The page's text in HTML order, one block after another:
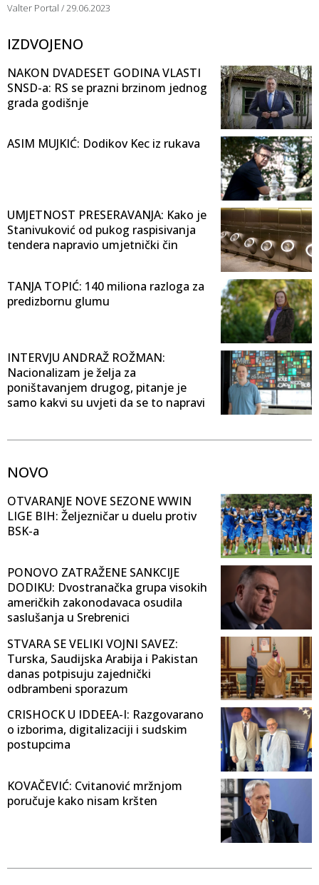
Valter Portal 29.06.2023
IZDVOJENO
NAKON DVADESET GODINA VLASTI
SNSD-a: RS se prazni brzinom jednog
grada godišnje
ASIM MUJKIĆ: Dodikov Kec iz rukava
UMJETNOST PRESERAVANJA: Kako je
Stanivuković od pukog raspisivanja
tendera napravio umjetnički čin
TANJA TOPIĆ: 140 miliona razloga za
predizbornu glumu
INTERVJU ANDRAŽ ROŽMAN:
Nacionalizam je želja za
poništavanjem drugog, pitanje je
samo kakvi su uvjeti da se to napravi
NOVO
OTVARANJE NOVE SEZONE WWIN
LIGE BIH: Željezničar u duelu protiv
BSK-a
PONOVO ZATRAŽENE SANKCIJE
DODIKU: Dvostranačka grupa visokih
američkih zakonodavaca osudila
saslušanja u Srebrenici
STVARA SE VELIKI VOJNI SAVEZ:
Turska, Saudijska Arabija i Pakistan
danas potpisuju zajednički
odbrambeni sporazum
CRISHOCK U IDDEEA-I: Razgovarano
o izborima, digitalizaciji i sudskim
postupcima
KOVAČEVIĆ: Cvitanović mržnjom
poručuje kako nisam kršten